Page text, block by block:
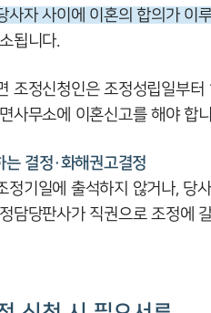
사자 사이에 이혼의 합의가 이
됩니다.
조정신청인은 조정성립일부
사무소에 이혼신고를 해야 합
결정·화해권고결정
정기일에 출석하지 않거나, 당
담당판사가 직권으로 조정에